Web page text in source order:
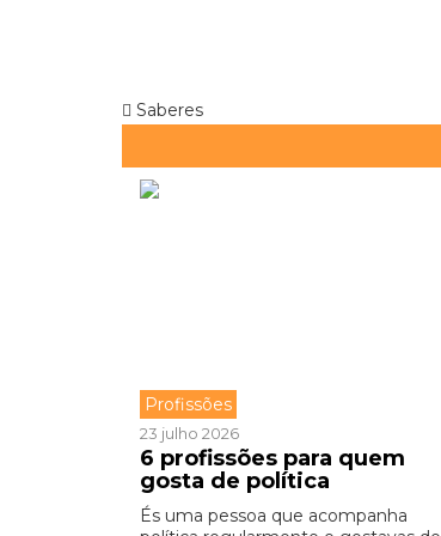
Saberes
Profissões
23 julho 2026
6 profissões para quem
gosta de política
És uma pessoa que acompanha